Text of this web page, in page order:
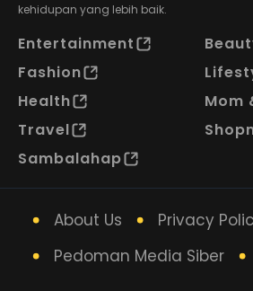
kehidupan yang lebih baik.
Entertainment
Fashion
Health
Mom
Travel
Sambalahap
About Us
Privacy
Pedoman Media Siber